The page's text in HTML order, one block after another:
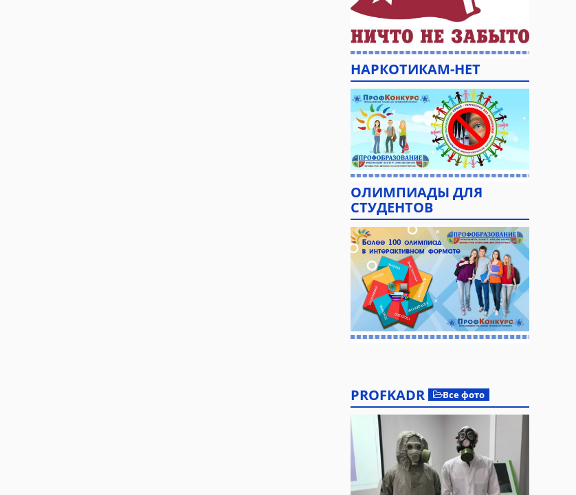
НАРКОТИКАМ-НЕТ
ОЛИМПИАДЫ ДЛЯ
СТУДЕНТОВ
PROFKADR Все фото